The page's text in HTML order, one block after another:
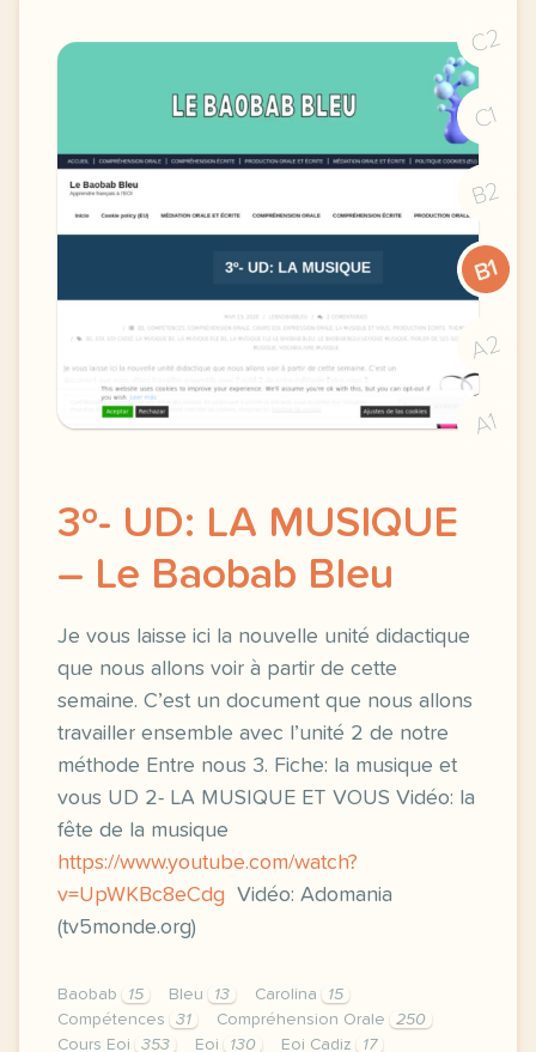
C2
C1
B2
B1
A2
A1
3º- UD: LA MUSIQUE
– Le Baobab Bleu
Je vous laisse ici la nouvelle unité didactique
que nous allons voir à partir de cette
semaine. C’est un document que nous allons
travailler ensemble avec l’unité 2 de notre
méthode Entre nous 3. Fiche: la musique et
vous UD 2- LA MUSIQUE ET VOUS Vidéo: la
fête de la musique
https://www.youtube.com/watch?
v=UpWKBc8eCdg Vidéo: Adomania
(tv5monde.org)
Baobab 15 Bleu 13 Carolina
15
Compétences
31 Compréhension Orale
250
Cours Eoi
353 Eoi 130 Eoi Cadiz
17